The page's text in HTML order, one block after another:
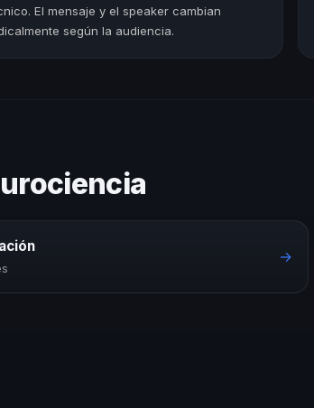
El mensaje y el speaker cambian
según la audiencia.
→